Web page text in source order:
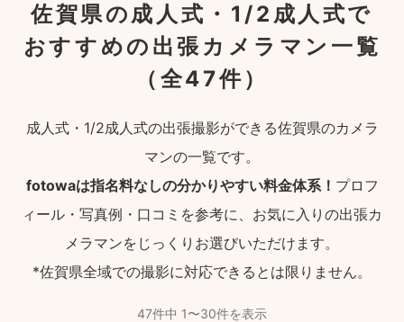
佐賀県の成人式・1/2成人式で
おすすめの出張カメラマン一覧
（全47件）
成人式・1/2成人式の出張撮影ができる佐賀県のカメラ
マンの一覧です。
fotowaは指名料なしの分かりやすい料金体系！ プロフ
ィール・写真例・口コミを参考に、お気に入りの出張カ
メラマンをじっくりお選びいただけます。
*佐賀県全域での撮影に対応できるとは限りません。
47件中 1〜30件を表示